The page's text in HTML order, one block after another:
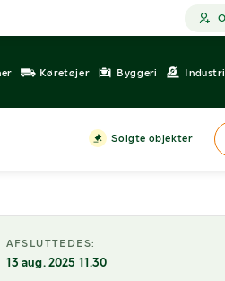
Køretøjer Byggeri
Solgte objekter
AFSLUTTEDES:
13 aug. 2025 11.30